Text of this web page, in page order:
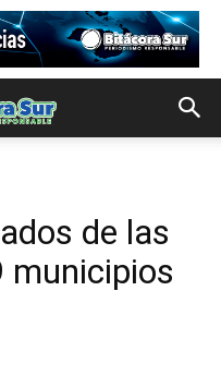
de las
municipios